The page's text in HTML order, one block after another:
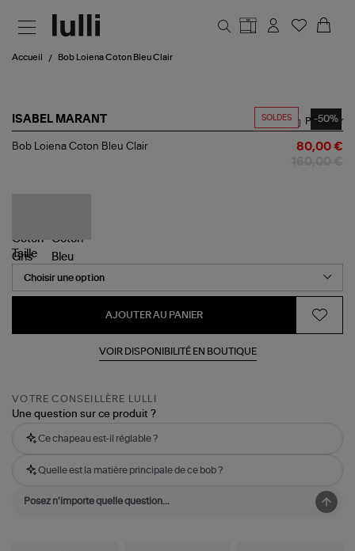
Accueil Bob Loiena Coton Bleu Clair
SOLDES -50%
ISABEL MARANT
Bob
Partager
Bob Loiena Coton Bleu Clair 80,00 €
Taille
AJOUTER AU PANIER
VOIR DISPONIBILITÉ EN BOUTIQUE
VOTRE CONSEILLÈRE LULLI
Une question sur ce produit ?
Ce chapeau est-il réglable ?
Quelle est la matière principale de ce bob ?